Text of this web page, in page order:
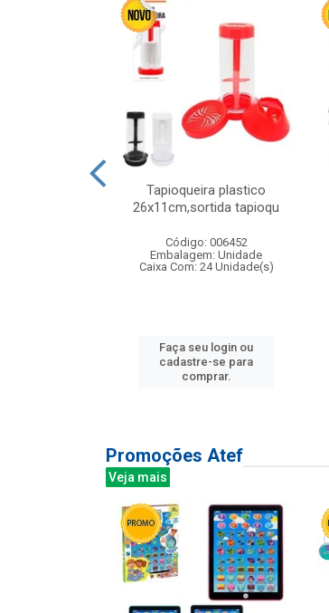
Tapioqueira plastico
26x11cm,sortida tapioqu
Código: 006452
Embalagem: Unidade
Caixa Com: 24 Unidade(s)
Faça seu login ou
cadastre-se para
comprar.
Promoções Atef
Veja mais